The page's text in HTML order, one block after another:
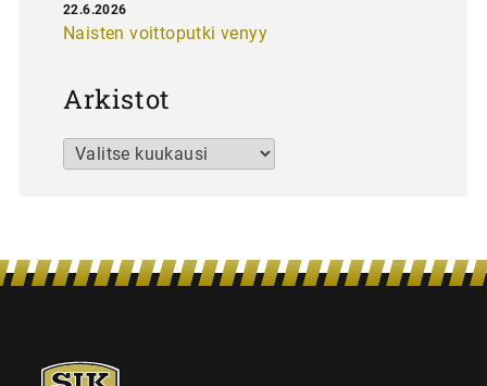
Naisten voittoputki venyy
22.6.2026
Arkistot
Arkistot
SJK-